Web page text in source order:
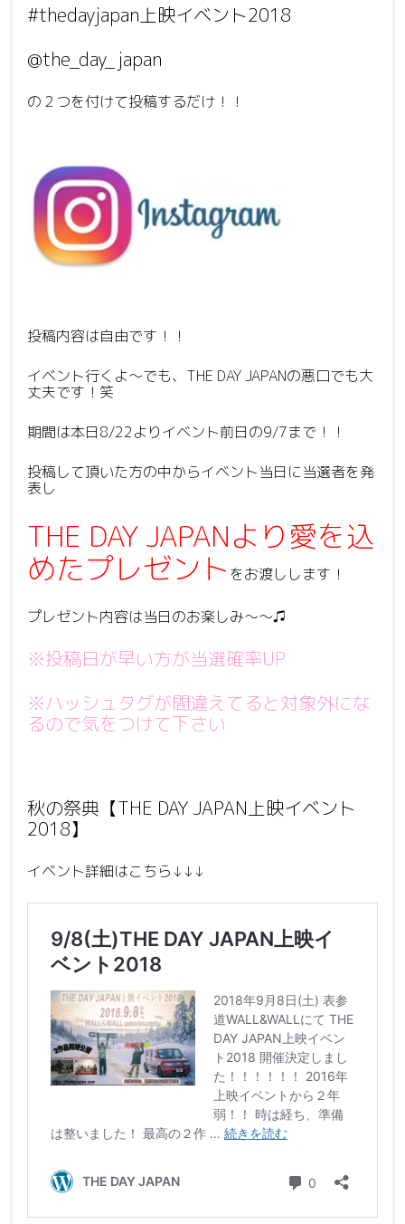
#thedayjapan上映イベント2018
@the_day_japan
の２つを付けて投稿するだけ！！
投稿内容は自由です！！
イベント行くよ〜でも、THE DAY JAPANの悪口でも大
丈夫です！笑
期間は本日8/22よりイベント前日の9/7まで！！
投稿して頂いた方の中からイベント当日に当選者を発
表し
THE DAY JAPANより愛を込
めたプレゼント をお渡しします！
プレゼント内容は当日のお楽しみ〜〜♫
※投稿日が早い方が当選確率UP
※ハッシュタグが間違えてると対象外にな
るので気をつけて下さい
秋の祭典【THE DAY JAPAN上映イベント
2018】
イベント詳細はこちら↓↓↓